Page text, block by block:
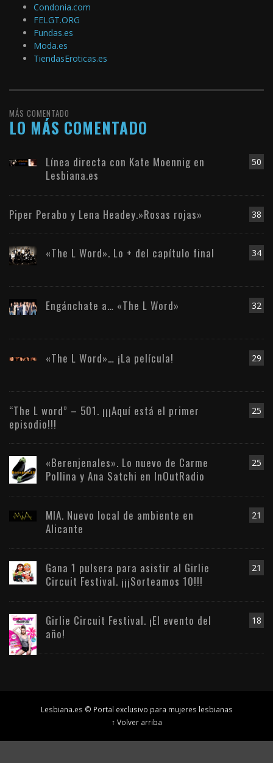
Condonia.com
FELGT.ORG
Fundas.es
Moda.es
TiendasEroticas.es
MÁS COMENTADO
LO MÁS COMENTADO
50
Línea directa con Kate Moennig en
Lesbiana.es
38
Piper Perabo y Lena Headey.»Rosas rojas»
34
«The L Word». Lo + del capítulo final
32
Engánchate a… «The L Word»
29
«The L Word»… ¡La película!
25
“The L word” – 501. ¡¡¡Aquí está el primer
episodio!!!
25
«Berenjenales». Lo nuevo de Carme
Pollina y Ana Satchi en InOutRadio
21
MIA. Nuevo local de ambiente en
Alicante
21
Gana 1 pulsera para asistir al Girlie
Circuit Festival. ¡¡¡Sorteamos 10!!!
18
Girlie Circuit Festival. ¡El evento del
año!
Lesbiana.es © Portal exclusivo para mujeres lesbianas
↑ Volver arriba